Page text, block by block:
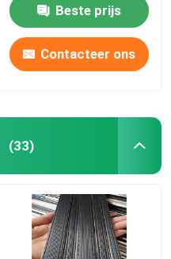
Beste prijs
Contacteer ons
(33)